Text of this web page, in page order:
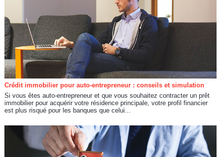
Crédit immobilier pour auto-entrepreneur : conseils et simulation
Si vous êtes auto-entrepreneur et que vous souhaitez contracter un prêt
immobilier pour acquérir votre résidence principale, votre profil financier
est plus risqué pour les banques que celui...